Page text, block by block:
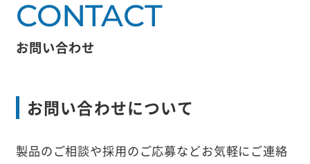
お問い合わせ
お問い合わせについて
製品のご相談や採用のご応募などお気軽にご連絡